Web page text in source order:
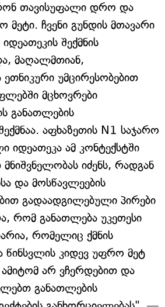
თავისუფალი დრო და
ჩვენი გუნდის მთავარი
შექმნის
მაღალმთიან,
უმცირესობებით
მცხოვრები
განათლების
აფხაზეთის N1 საჯარო
იდეათეკა ამ კონტექსტში
იძენს, რადგან
და მოსწავლეების
გადაადგილებული პირები
რომ განათლება უკეთესი
რომელიც ქმნის
წინსვლის კიდევ უფრო მეტ
არ ვჩერდებით და
განათლების